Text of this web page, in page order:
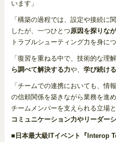
います」
「構築の過程では、設定や接続に
したが、一つひとつ原因を探りな
トラブルシューティング力を身に
「復習を重ねる中で、技術的な理
ら調べて解決する力や、 学び続け
「チームでの連携においても、情
の信頼関係を築きながら業務を進
チームメンバーを支えられる立場と
コミュニケーション力やリーダー
■ 日本最大級ITイベント『Interop